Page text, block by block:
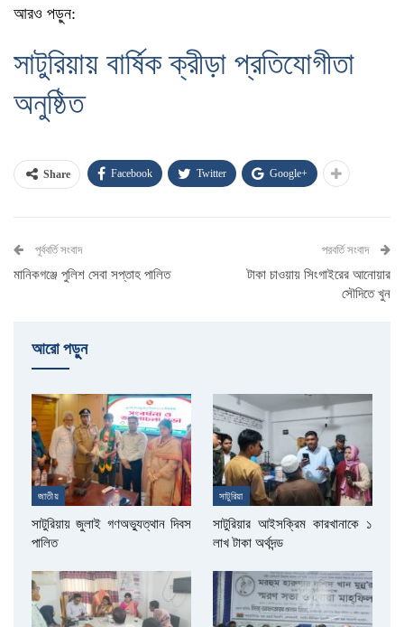
আরও পড়ুন:
সাটুরিয়ায় বার্ষিক ক্রীড়া প্রতিযোগীতা
অনুষ্ঠিত
Share Facebook Twitter Google+
পূর্ববর্তি সংবাদ
মানিকগঞ্জে পুলিশ সেবা সপ্তাহ পালিত
পরবর্তি সংবাদ
টাকা চাওয়ায় সিংগাইরের আনোয়ার
সৌদিতে খুন
আরো পড়ুুন
জাতীয়
সাটুরিয়ায় জুলাই গণঅভ্যুত্থান দিবস
পালিত
সাটুরিয়া
সাটুরিয়ার আইসক্রিম কারখানাকে ১
লাখ টাকা অর্থদন্ড